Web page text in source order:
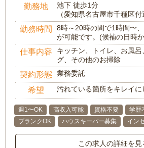
勤務地
池下 徒歩1分
（愛知県名古屋市千種区付
勤務時間
8時～20時の間で1時間〜
が可能です。(候補の日時
仕事内容
キッチン、トイレ、お風
グ、その他のお掃除
契約形態 業務委託
希望 汚れている箇所をキレイに
週1〜OK 高収入可能 資格不要 学歴
ブランクOK
ハウスキーパー募集 イン
この求人の詳細を見